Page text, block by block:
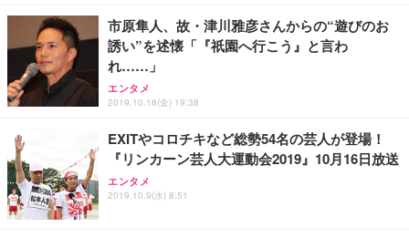
市原隼人、故・津川雅彦さんからの“遊びのお
誘い”を述懐「『祇園へ行こう』と言わ
れ……」
エンタメ
2019.10.18(金) 19:38
EXITやコロチキなど総勢54名の芸人が登場！
『リンカーン芸人大運動会2019』10月16日放送
エンタメ
2019.10.9(水) 8:51